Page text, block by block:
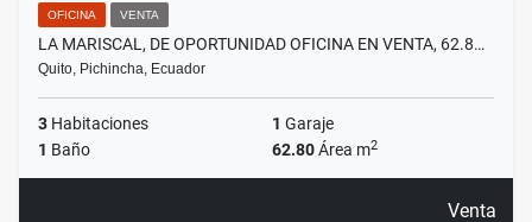
OFICINA VENTA
LA MARISCAL, DE OPORTUNIDAD OFICINA EN VENTA, 62.8…
Quito, Pichincha, Ecuador
3 Habitaciones 1 Garaje
1 Baño 62.80Área m2
Venta